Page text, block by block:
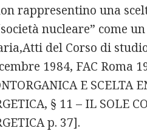
rappresentino una
nucleare” come
del Corso di
1984, FAC Roma
E SCELTA
§ 11 – IL SOLE
p. 37].